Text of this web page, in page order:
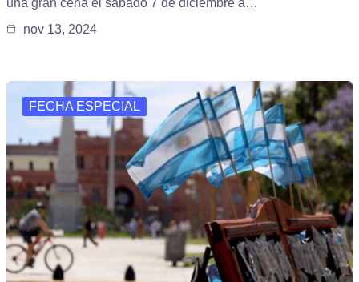
una gran cena el sábado 7 de diciembre a…
nov 13, 2024
FECHA ESPECIAL